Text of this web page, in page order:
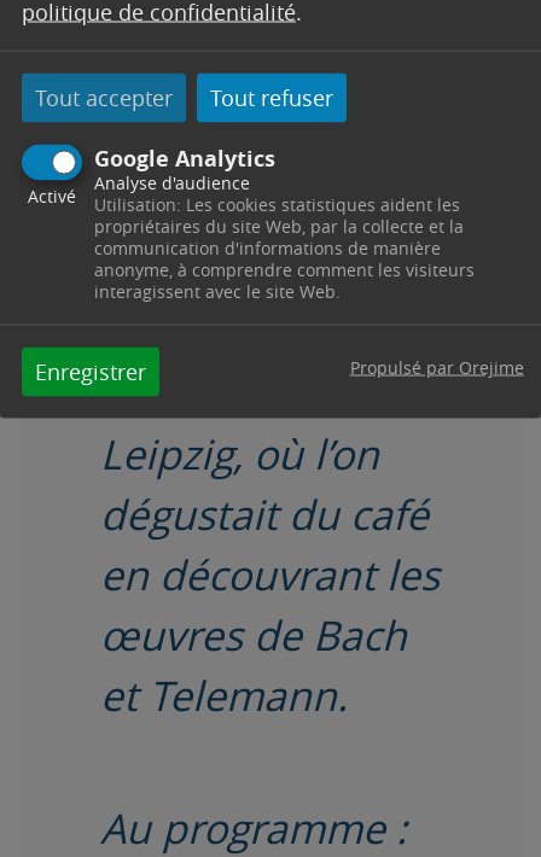
politique de confidentialité.
Tout accepter Tout refuser
Google Analytics
Activé
Analyse d'audience
Utilisation: Les cookies statistiques aident les
propriétaires du site Web, par la collecte et la
communication d'informations de manière
anonyme, à comprendre comment les visiteurs
interagissent avec le site Web.
Enregistrer Propulsé par Orejime
virtuosité pour
vous transporter
dans le fameux
établissement de
Monsieur
Zimmermann au
18ème siècle à
Leipzig, où l’on
dégustait du café
en découvrant les
œuvres de Bach
et Telemann.
Au programme :